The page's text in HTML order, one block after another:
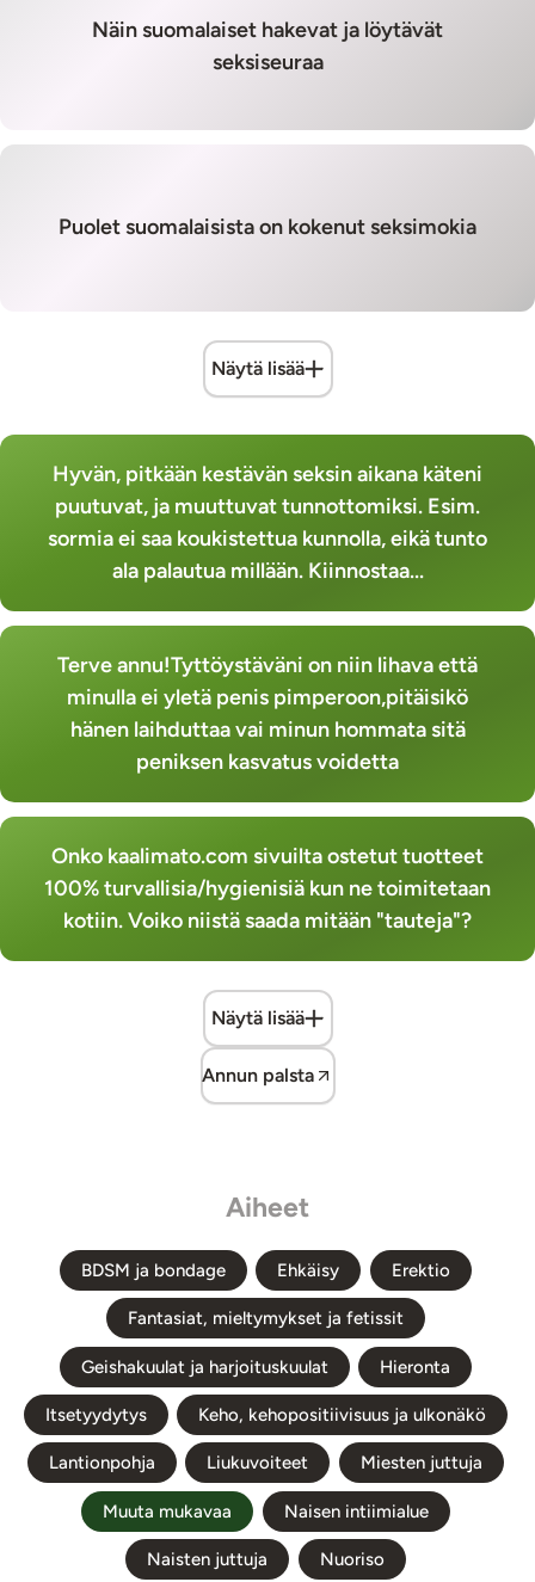
Näin suomalaiset hakevat ja löytävät
seksiseuraa
Puolet suomalaisista on kokenut seksimokia
Näytä lisää
Hyvän, pitkään kestävän seksin aikana käteni
puutuvat, ja muuttuvat tunnottomiksi. Esim.
sormia ei saa koukistettua kunnolla, eikä tunto
ala palautua millään. Kiinnostaa...
Terve annu!Tyttöystäväni on niin lihava että
minulla ei yletä penis pimperoon,pitäisikö
hänen laihduttaa vai minun hommata sitä
peniksen kasvatus voidetta
Onko kaalimato.com sivuilta ostetut tuotteet
100% turvallisia/hygienisiä kun ne toimitetaan
kotiin. Voiko niistä saada mitään "tauteja"?
Näytä lisää
Annun palsta
Aiheet
BDSM ja bondage Ehkäisy Erektio
Fantasiat, mieltymykset ja fetissit
Geishakuulat ja harjoituskuulat Hieronta
Itsetyydytys Keho, kehopositiivisuus ja ulkonäkö
Lantionpohja Liukuvoiteet Miesten juttuja
Muuta mukavaa Naisen intiimialue
Naisten juttuja Nuoriso